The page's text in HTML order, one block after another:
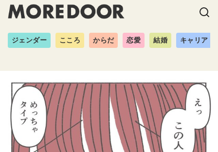
ジェンダー こころ からだ 恋愛 結婚 キャリア